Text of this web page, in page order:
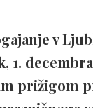
v
1.
prižigom